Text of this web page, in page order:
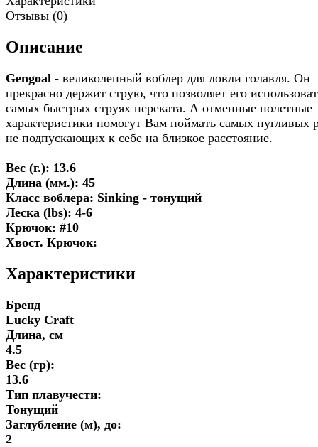
Отзывы (0)
Описание
Gengoal - великолепный воблер для ловли голавля. Он
прекрасно держит струю, что позволяет его
самых быстрых струях переката. А отменные полетные
характеристики помогут Вам поймать самых пугливых
не подпускающих к себе на близкое расстояние.
Вес (г.): 13.6
Длина (мм.): 45
Класс воблера: Sinking - тонущий
Леска (lbs): 4-6
Крючок: #10
Хвост. Крючок:
Характеристики
Бренд
Lucky Craft
Длина, см
4.5
Вес (гр):
13.6
Тип плавучести:
Тонущий
Заглубление (м), до:
2